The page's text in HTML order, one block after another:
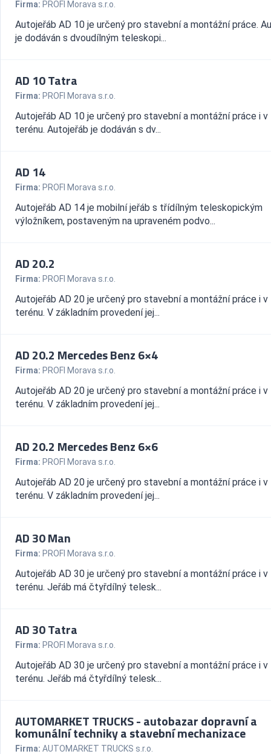
Firma: PROFI Morava s.r.o.
Autojeřáb AD 10 je určený pro stavební a montážní práce.
je dodáván s dvoudílným teleskopi...
AD 10 Tatra
Firma: PROFI Morava s.r.o.
Autojeřáb AD 10 je určený pro stavební a montážní práce i
terénu. Autojeřáb je dodáván s dv...
AD 14
Firma: PROFI Morava s.r.o.
Autojeřáb AD 14 je mobilní jeřáb s třídílným teleskopickým
výložníkem, postaveným na upraveném podvo...
AD 20.2
Firma: PROFI Morava s.r.o.
Autojeřáb AD 20 je určený pro stavební a montážní práce i
terénu. V základním provedení jej...
AD 20.2 Mercedes Benz 6×4
Firma: PROFI Morava s.r.o.
Autojeřáb AD 20 je určený pro stavební a montážní práce i
terénu. V základním provedení jej...
AD 20.2 Mercedes Benz 6×6
Firma: PROFI Morava s.r.o.
Autojeřáb AD 20 je určený pro stavební a montážní práce i
terénu. V základním provedení jej...
AD 30 Man
Firma: PROFI Morava s.r.o.
Autojeřáb AD 30 je určený pro stavební a montážní práce i
terénu. Jeřáb má čtyřdílný telesk...
AD 30 Tatra
Firma: PROFI Morava s.r.o.
Autojeřáb AD 30 je určený pro stavební a montážní práce i
terénu. Jeřáb má čtyřdílný telesk...
AUTOMARKET TRUCKS - autobazar dopravní a
komunální techniky a stavební mechanizace
Firma: AUTOMARKET TRUCKS s.r.o.